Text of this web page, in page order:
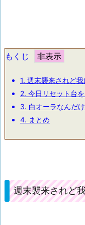
もくじ
1. 週末襲来されど我
2. 今日リセット台
3. 白オーラなんだ
4. まとめ
週末襲来されど